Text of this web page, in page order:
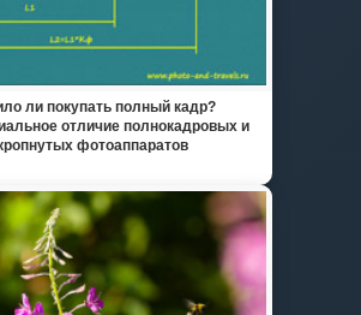
ли покупать полный кадр?
отличие полнокадровых и
фотоаппаратов